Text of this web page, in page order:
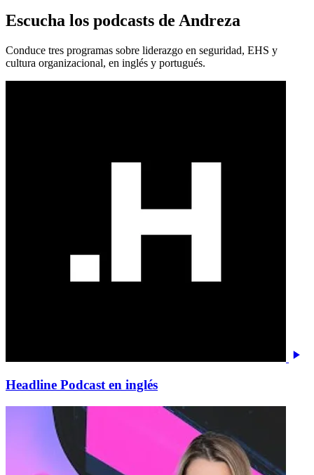
Escucha los podcasts de Andreza
Conduce tres programas sobre liderazgo en seguridad, EHS y
cultura organizacional, en inglés y portugués.
Headline Podcast en inglés